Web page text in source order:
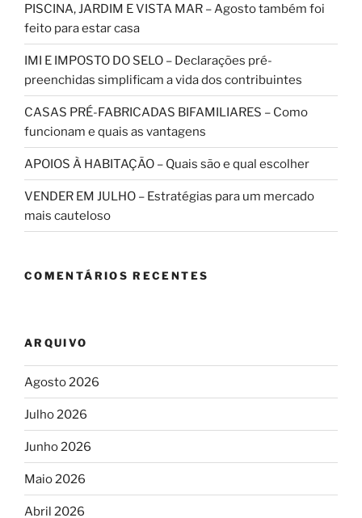
PISCINA, JARDIM E VISTA MAR – Agosto também foi
feito para estar casa
IMI E IMPOSTO DO SELO – Declarações pré-
preenchidas simplificam a vida dos contribuintes
CASAS PRÉ-FABRICADAS BIFAMILIARES – Como
funcionam e quais as vantagens
APOIOS À HABITAÇÃO – Quais são e qual escolher
VENDER EM JULHO – Estratégias para um mercado
mais cauteloso
COMENTÁRIOS RECENTES
ARQUIVO
Agosto 2026
Julho 2026
Junho 2026
Maio 2026
Abril 2026